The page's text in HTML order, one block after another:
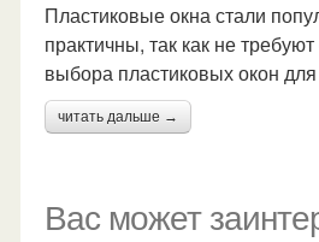
Пластиковые окна стали
практичны, так как не
выбора пластиковых окон
читать дальше →
Вас может